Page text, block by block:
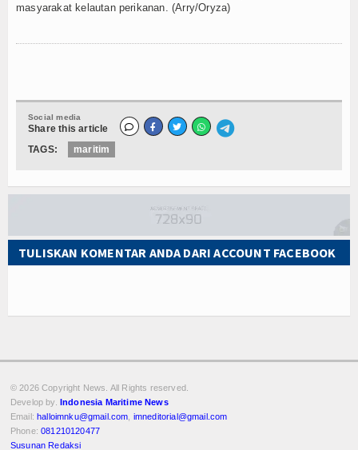
masyarakat kelautan perikanan. (Arry/Oryza)
Social media
Share this article
TAGS:
maritim
TULISKAN KOMENTAR ANDA DARI ACCOUNT FACEBOOK
© 2026 Copyright News. All Rights reserved.
Develop by. Indonesia Maritime News
Email: halloimnku@gmail.com, imneditorial@gmail.com
Phone:081210120477
Susunan Redaksi